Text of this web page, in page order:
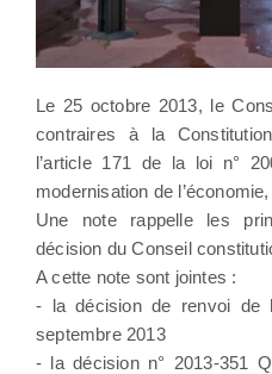
Le 25 octobre 2013, le
contraires à la
l’article 171 de la loi n°
modernisation de
Une note rappelle les
décision du Conseil
A cette note sont jointes :
- la décision de renvoi de
septembre 2013
- la décision n° 2013-351